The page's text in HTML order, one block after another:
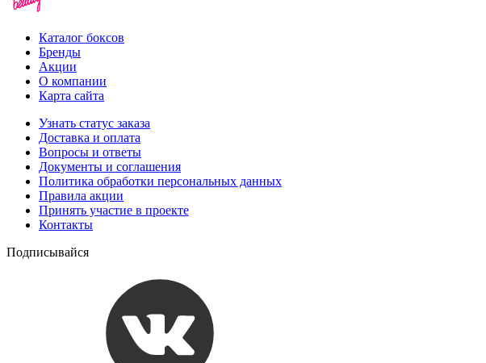
Каталог боксов
Бренды
Акции
О компании
Карта сайта
Узнать статус заказа
Доставка и оплата
Вопросы и ответы
Документы и соглашения
Политика обработки персональных данных
Правила акции
Принять участие в проекте
Контакты
Подписывайся